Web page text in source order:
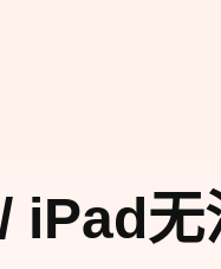
iPad无